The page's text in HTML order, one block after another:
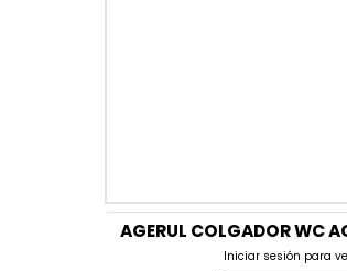
AGERUL COLGADOR WC
Iniciar sesión para